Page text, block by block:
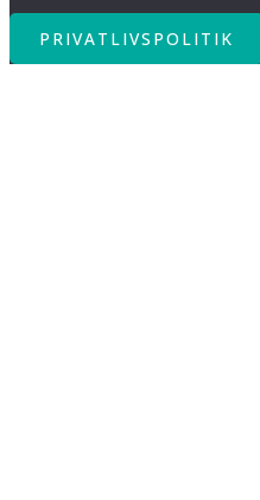
PRIVATLIVSPOLITIK